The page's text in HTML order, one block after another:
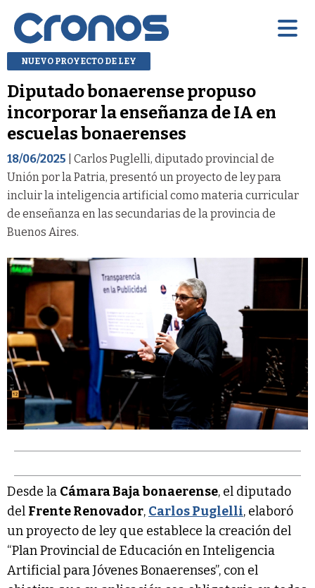
NUEVO PROYECTO DE LEY
Diputado bonaerense propuso
incorporar la enseñanza de IA en
escuelas bonaerenses
18/06/2025 | Carlos Puglelli, diputado provincial de
Unión por la Patria, presentó un proyecto de ley para
incluir la inteligencia artificial como materia curricular
de enseñanza en las secundarias de la provincia de
Buenos Aires.
Desde la Cámara Baja bonaerense, el diputado
del Frente Renovador, Carlos Puglelli, elaboró
un proyecto de ley que establece la creación del
“Plan Provincial de Educación en Inteligencia
Artificial para Jóvenes Bonaerenses”, con el